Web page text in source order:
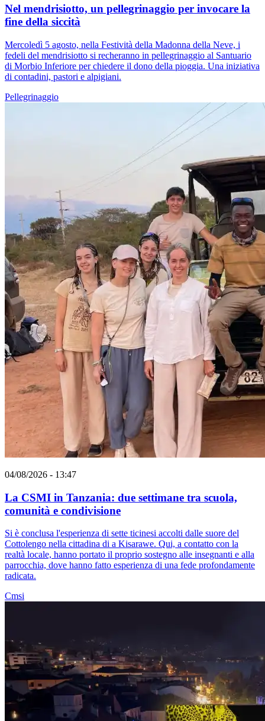
Nel mendrisiotto, un pellegrinaggio per invocare la
fine della siccità
Mercoledì 5 agosto, nella Festività della Madonna della Neve, i
fedeli del mendrisiotto si recheranno in pellegrinaggio al Santuario
di Morbio Inferiore per chiedere il dono della pioggia. Una iniziativa
di contadini, pastori e alpigiani.
Pellegrinaggio
04/08/2026 - 13:47
La CSMI in Tanzania: due settimane tra scuola,
comunità e condivisione
Si è conclusa l'esperienza di sette ticinesi accolti dalle suore del
Cottolengo nella cittadina di a Kisarawe. Qui, a contatto con la
realtà locale, hanno portato il proprio sostegno alle insegnanti e alla
parrocchia, dove hanno fatto esperienza di una fede profondamente
radicata.
Cmsi